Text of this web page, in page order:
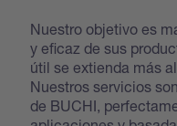
Nuestro objetivo es
y eficaz de sus
útil se extienda más
Nuestros servicios
de BUCHI,